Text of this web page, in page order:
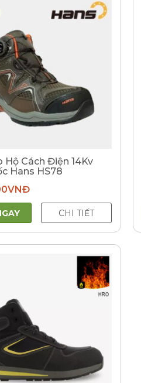
Hộ Cách Điện 14Kv
Hans HS78
VNĐ
CHI TIẾT